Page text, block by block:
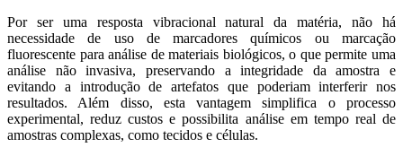
Por ser uma resposta vibracional natural da matéria, não há
necessidade de uso de marcadores químicos ou marcação
fluorescente para análise de materiais biológicos, o que permite uma
análise não invasiva, preservando a integridade da amostra e
evitando a introdução de artefatos que poderiam interferir nos
resultados. Além disso, esta vantagem simplifica o processo
experimental, reduz custos e possibilita análise em tempo real de
amostras complexas, como tecidos e células.